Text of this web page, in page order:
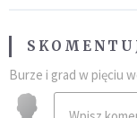
Burze i grad w pięciu